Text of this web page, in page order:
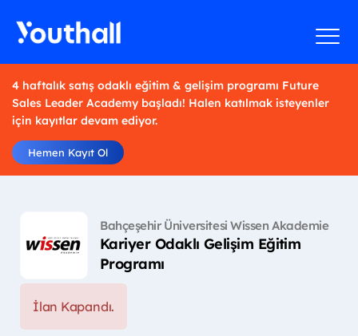
4 haftalık satış odaklı eğitim & gelişim programı Future
Sales Leader Academy başladı! Halen katılmak isteyenler
için kayıtlar devam ediyor.
Hemen Kayıt Ol
Bahçeşehir Üniversitesi Wissen Akademie
Kariyer Odaklı Gelişim Eğitim
Programı
İlan Kapandı.